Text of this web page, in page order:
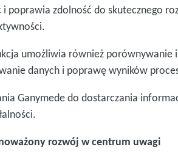
poprawia zdolność do skutecznego
umożliwia również porównywanie
danych i poprawę wyników
Ganymede do dostarczania
rozwój w centrum uwagi